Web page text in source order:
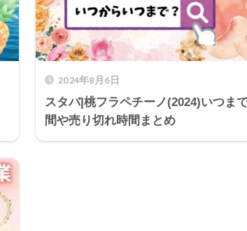
2024年8月6日
スタバ|桃フラペチーノ(2024)いつま
間や売り切れ時間まとめ